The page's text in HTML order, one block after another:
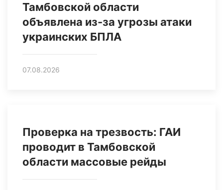
Тамбовской области
объявлена из-за угрозы атаки
украинских БПЛА
07.08.2026
Проверка на трезвость: ГАИ
проводит в Тамбовской
области массовые рейды